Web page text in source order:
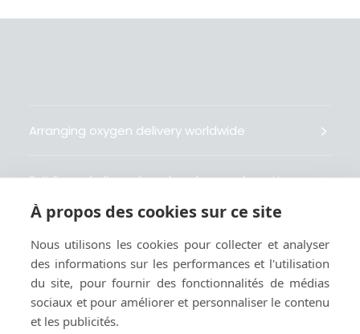
Arranging oxygen delivery worldwide
Fait livrer de l’oxygène dans le monde entier
Gestiona la entrega de oxígeno medicinal en el
mundo
À propos des cookies sur ce site
Nous utilisons les cookies pour collecter et analyser
des informations sur les performances et l'utilisation
du site, pour fournir des fonctionnalités de médias
sociaux et pour améliorer et personnaliser le contenu
et les publicités.